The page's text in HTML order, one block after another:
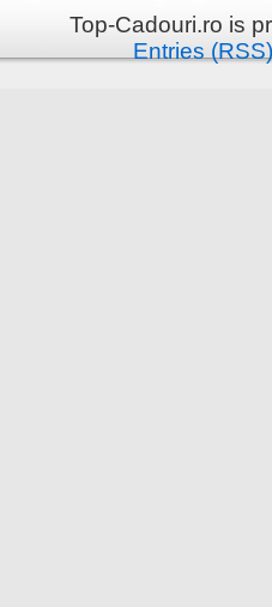
Top-Cadouri.ro is
Entries (RSS)